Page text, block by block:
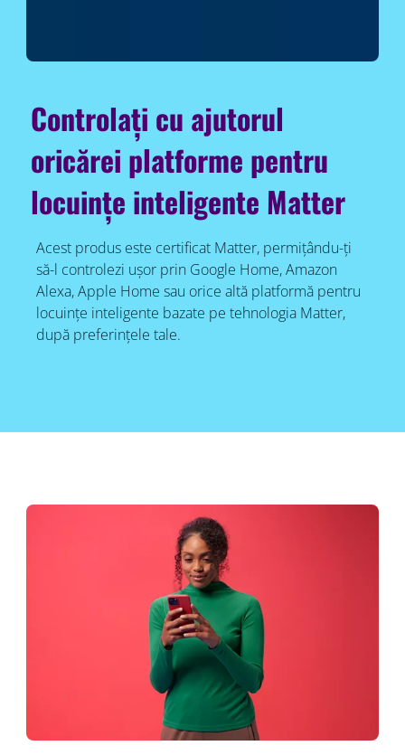
Controlați cu ajutorul
oricărei platforme pentru
locuințe inteligente Matter
Acest produs este certificat Matter, permițându-ți
să-l controlezi ușor prin Google Home, Amazon
Alexa, Apple Home sau orice altă platformă pentru
locuințe inteligente bazate pe tehnologia Matter,
după preferințele tale.